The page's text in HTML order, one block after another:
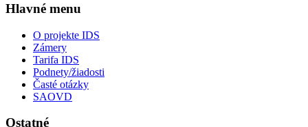
Hlavné menu
O projekte IDS
Zámery
Tarifa IDS
Podnety/žiadosti
Časté otázky
SAOVD
Ostatné